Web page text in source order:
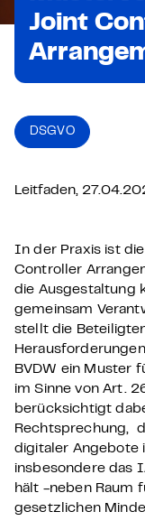
Joint
DSGVO
Leitfaden,
In der Praxis ist
Controller
die Ausgestaltung
gemeinsam
stellt die
BVDW ein Muster
im Sinne von Art.
berücksichtigt
Rechtsprechung,
digitaler Angebote
insbesondere das
hält -neben Raum
gesetzlichen